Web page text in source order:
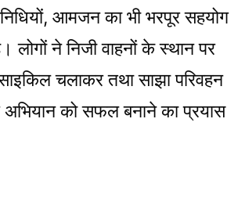
आमजन का भी भरपूर सहयोग
लोगों ने निजी वाहनों के स्थान पर
चलाकर तथा साझा परिवहन
को सफल बनाने का प्रयास